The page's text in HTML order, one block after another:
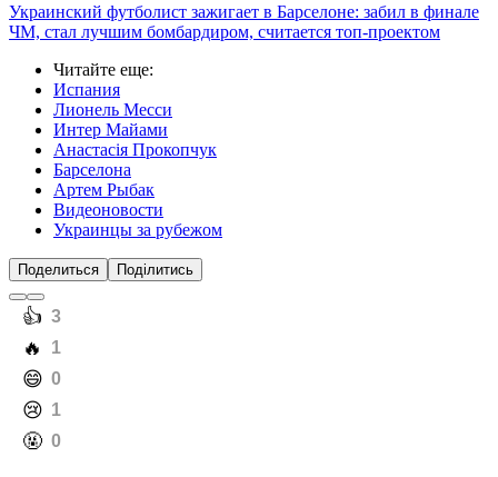
Украинский футболист зажигает в Барселоне: забил в финале
ЧМ, стал лучшим бомбардиром, считается топ-проектом
Читайте еще:
Испания
Лионель Месси
Интер Майами
Анастасія Прокопчук
Барселона
Артем Рыбак
Видеоновости
Украинцы за рубежом
Поделиться Поділитись
️👍 3
️🔥 1
️😄 0
️😢 1
️🤬 0